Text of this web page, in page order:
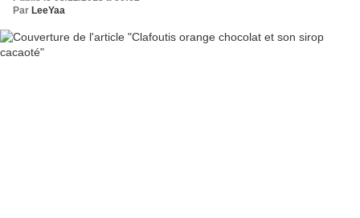
Par LeeYaa